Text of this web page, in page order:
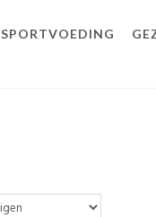
SPORTVOEDING